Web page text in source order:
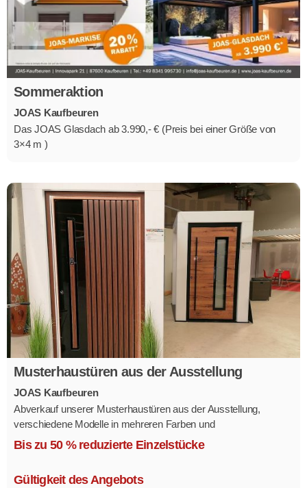
Sommeraktion
JOAS Kaufbeuren
Das JOAS Glasdach ab 3.990,- € (Preis bei einer Größe von
3×4 m )
Musterhaustüren aus der Ausstellung
JOAS Kaufbeuren
Abverkauf unserer Musterhaustüren aus der Ausstellung,
verschiedene Modelle in mehreren Farben und
Ausstattungsvarianten.
Bis zu 50 % reduzierte Einzelstücke
Gültigkeit des Angebots